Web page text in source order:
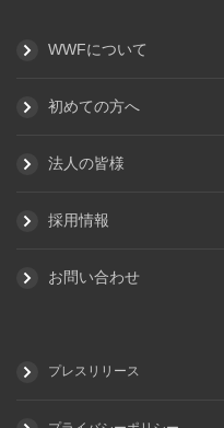
WWFについて
初めての方へ
法人の皆様
採用情報
お問い合わせ
プレスリリース